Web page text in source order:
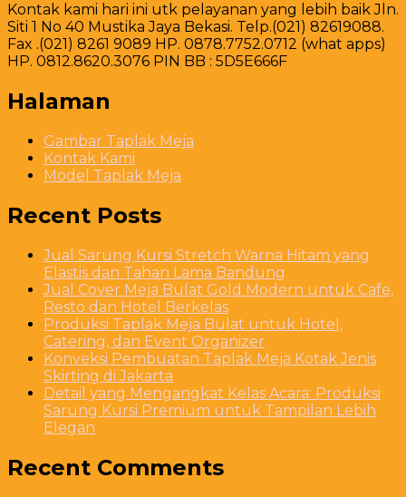
Kontak kami hari ini utk pelayanan yang lebih baik Jln.
Siti 1 No 40 Mustika Jaya Bekasi. Telp.(021) 82619088.
Fax .(021) 8261 9089 HP. 0878.7752.0712 (what apps)
HP. 0812.8620.3076 PIN BB : 5D5E666F
Halaman
Gambar Taplak Meja
Kontak Kami
Model Taplak Meja
Recent Posts
Jual Sarung Kursi Stretch Warna Hitam yang
Elastis dan Tahan Lama Bandung
Jual Cover Meja Bulat Gold Modern untuk Cafe,
Resto dan Hotel Berkelas
Produksi Taplak Meja Bulat untuk Hotel,
Catering, dan Event Organizer
Konveksi Pembuatan Taplak Meja Kotak Jenis
Skirting di Jakarta
Detail yang Mengangkat Kelas Acara: Produksi
Sarung Kursi Premium untuk Tampilan Lebih
Elegan
Recent Comments